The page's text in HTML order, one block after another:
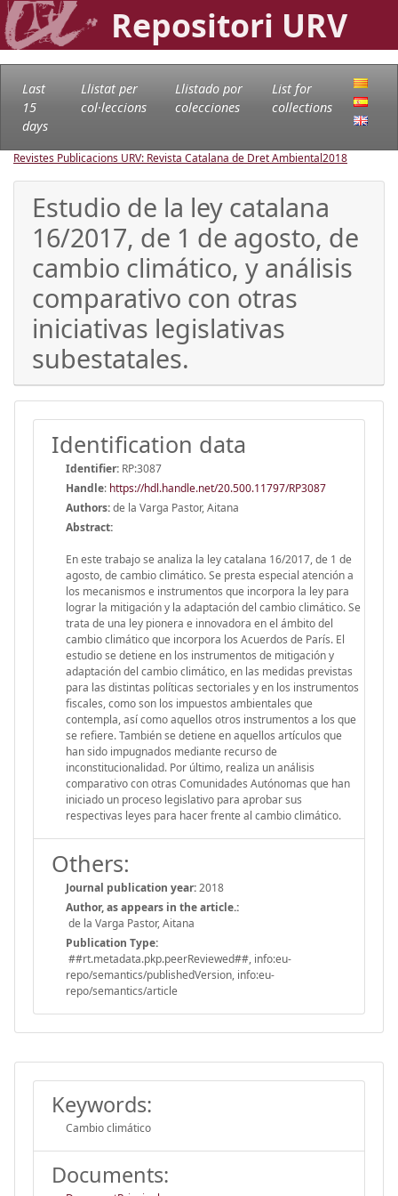
Repositori URV
Last
15
days
Llistat per
col·leccions
Llistado por
colecciones
List for
collections
Revistes Publicacions URV: Revista Catalana de Dret Ambiental2018
Estudio de la ley catalana
16/2017, de 1 de agosto, de
cambio climático, y análisis
comparativo con otras
iniciativas legislativas
subestatales.
Identification data
Identifier: RP:3087
Handle: https://hdl.handle.net/20.500.11797/RP3087
Authors:de la Varga Pastor, Aitana
Abstract:
En este trabajo se analiza la ley catalana 16/2017, de 1 de
agosto, de cambio climático. Se presta especial atención a
los mecanismos e instrumentos que incorpora la ley para
lograr la mitigación y la adaptación del cambio climático. Se
trata de una ley pionera e innovadora en el ámbito del
cambio climático que incorpora los Acuerdos de París. El
estudio se detiene en los instrumentos de mitigación y
adaptación del cambio climático, en las medidas previstas
para las distintas políticas sectoriales y en los instrumentos
fiscales, como son los impuestos ambientales que
contempla, así como aquellos otros instrumentos a los que
se refiere. También se detiene en aquellos artículos que
han sido impugnados mediante recurso de
inconstitucionalidad. Por último, realiza un análisis
comparativo con otras Comunidades Autónomas que han
iniciado un proceso legislativo para aprobar sus
respectivas leyes para hacer frente al cambio climático.
Others:
Journal publication year:2018
Author, as appears in the article.:
de la Varga Pastor, Aitana
Publication Type:
##rt.metadata.pkp.peerReviewed##, info:eu-
repo/semantics/publishedVersion, info:eu-
repo/semantics/article
Keywords:
Cambio climático
Documents: